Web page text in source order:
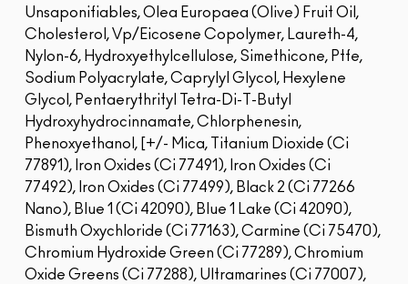
Unsaponifiables, Olea Europaea (Olive) Fruit Oil,
Cholesterol, Vp/Eicosene Copolymer, Laureth-4,
Nylon-6, Hydroxyethylcellulose, Simethicone, Ptfe,
Sodium Polyacrylate, Caprylyl Glycol, Hexylene
Glycol, Pentaerythrityl Tetra-Di-T-Butyl
Hydroxyhydrocinnamate, Chlorphenesin,
Phenoxyethanol, [+/- Mica, Titanium Dioxide (Ci
77891), Iron Oxides (Ci 77491), Iron Oxides (Ci
77492), Iron Oxides (Ci 77499), Black 2 (Ci 77266
Nano), Blue 1 (Ci 42090), Blue 1 Lake (Ci 42090),
Bismuth Oxychloride (Ci 77163), Carmine (Ci 75470),
Chromium Hydroxide Green (Ci 77289), Chromium
Oxide Greens (Ci 77288), Ultramarines (Ci 77007),